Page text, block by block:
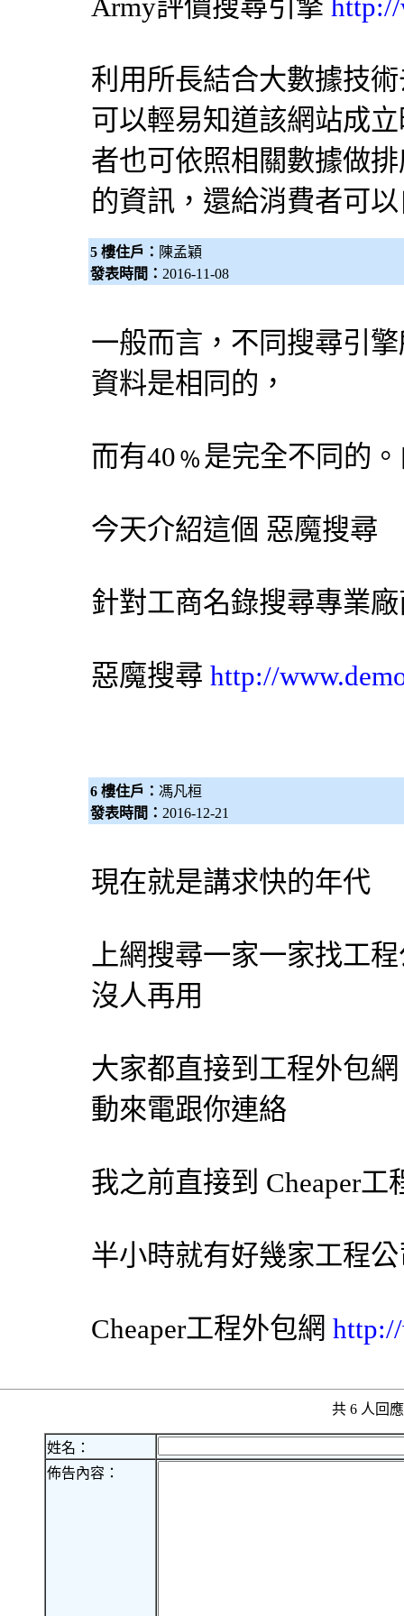
Army評價搜尋引擎
利用所長結合大數據技
可以輕易知道該網站成
者也可依照相關數據做
的資訊，還給消費者可
5 樓住戶： 陳孟穎
發表時間： 2016-11-08
一般而言，不同 搜尋引擎
資料是相同的，
而有40﹪是完全不同的
今天介紹這個 惡魔搜尋
針對工商名錄搜尋專業
惡魔搜尋 http://
6 樓住戶： 馮凡桓
發表時間： 2016-12-21
現在就是講求快的年代
上網搜尋一家一家找工
沒人再用
大家都直接到工程外包網
動來電跟你連絡
我之前直接到 Cheaper工
半小時就有好幾家工程
Cheaper工程外包網
共 6 人回
姓名：
佈告內容：